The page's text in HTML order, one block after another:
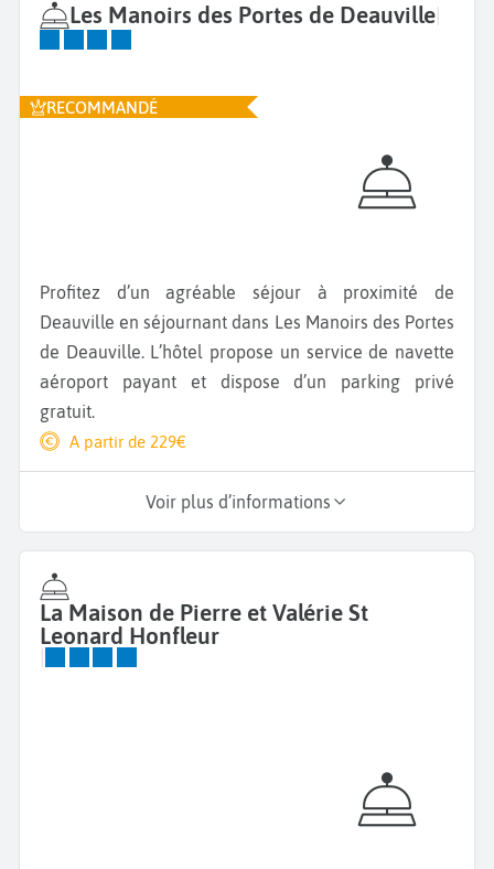
Les Manoirs des Portes de Deauville
RECOMMANDÉ
Profitez d’un agréable séjour à proximité de
Deauville en séjournant dans Les Manoirs des Portes
de Deauville. L’hôtel propose un service de navette
aéroport payant et dispose d’un parking privé
gratuit.
A partir de 229€
Voir plus d’informations
La Maison de Pierre et Valérie St
Leonard Honfleur